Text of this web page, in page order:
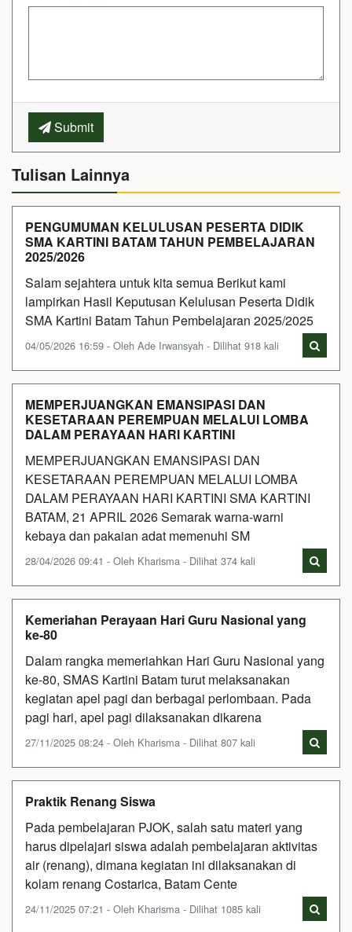
Submit
Tulisan Lainnya
PENGUMUMAN KELULUSAN PESERTA DIDIK
SMA KARTINI BATAM TAHUN PEMBELAJARAN
2025/2026
Salam sejahtera untuk kita semua Berikut kami
lampirkan Hasil Keputusan Kelulusan Peserta Didik
SMA Kartini Batam Tahun Pembelajaran 2025/2025
04/05/2026 16:59 - Oleh Ade Irwansyah - Dilihat 918 kali
MEMPERJUANGKAN EMANSIPASI DAN
KESETARAAN PEREMPUAN MELALUI LOMBA
DALAM PERAYAAN HARI KARTINI
MEMPERJUANGKAN EMANSIPASI DAN
KESETARAAN PEREMPUAN MELALUI LOMBA
DALAM PERAYAAN HARI KARTINI SMA KARTINI
BATAM, 21 APRIL 2026 Semarak warna-warni
kebaya dan pakaian adat memenuhi SM
28/04/2026 09:41 - Oleh Kharisma - Dilihat 374 kali
Kemeriahan Perayaan Hari Guru Nasional yang
ke-80
Dalam rangka memeriahkan Hari Guru Nasional yang
ke-80, SMAS Kartini Batam turut melaksanakan
kegiatan apel pagi dan berbagai perlombaan. Pada
pagi hari, apel pagi dilaksanakan dikarena
27/11/2025 08:24 - Oleh Kharisma - Dilihat 807 kali
Praktik Renang Siswa
Pada pembelajaran PJOK, salah satu materi yang
harus dipelajari siswa adalah pembelajaran aktivitas
air (renang), dimana kegiatan ini dilaksanakan di
kolam renang Costarica, Batam Cente
24/11/2025 07:21 - Oleh Kharisma - Dilihat 1085 kali